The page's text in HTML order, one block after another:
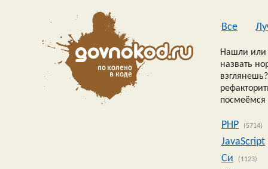
Все
Нашли или
назвать
посмеёмся
PHP (5714)
JavaScript
Си
(1123)